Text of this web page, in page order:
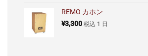
REMO カホン
¥3,300 税込 1 日